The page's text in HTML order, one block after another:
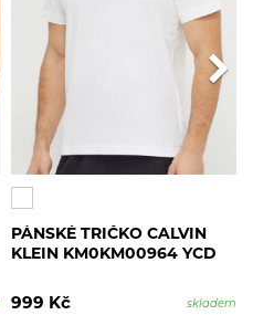
PÁNSKÉ TRIČKO CALVIN
KLEIN KM0KM00964 YCD
999 Kč skladem